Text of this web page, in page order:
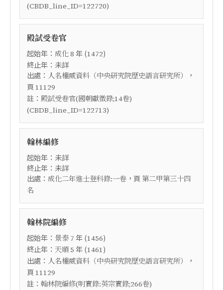
(CBDB_line_ID=122720)
殿試受卷官
起始年： 成化8 年 (1472)
終止年：未詳
出處： 人名權威資料（中央研究院歷史語言研究所）
，
頁 11129
註： 殿試受卷官(國朝獻徵錄;14卷)
(CBDB_line_ID=122713)
翰林編修
起始年：未詳
終止年：未詳
出處： 成化二年進士登科錄:一卷 ，頁 第二甲第三十四
名
翰林院編修
起始年： 景泰 7 年 (1456)
終止年： 天順 5 年 (1461)
出處： 人名權威資料（中央研究院歷史語言研究所）
，
頁 11129
註： 翰林院編修(明實錄:英宗實錄;266卷)